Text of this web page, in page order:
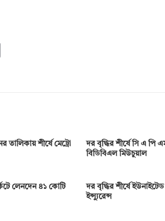
k
তালিকায় শীর্ষে মেট্রো
দর বৃদ্ধির শীর্ষে সি এ পি
বিডিবিএল মিউচুয়াল
লেনদেন ৪১ কোটি
দর বৃদ্ধির শীর্ষে ইউনাইটেড
ইন্স্যুরেন্স